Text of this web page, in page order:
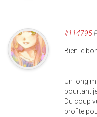
#114795
Bien le
Un long
pourtant
Du coup
profite